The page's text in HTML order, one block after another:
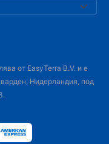
от EasyTerra B.V. и е
Нидерландия, под